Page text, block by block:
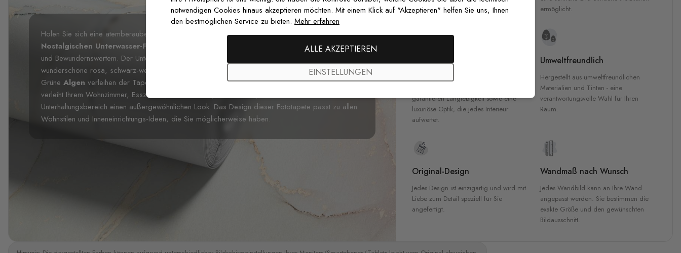
Holen Sie sich eine atemberaubende und fantastische Fototapete für Ihr Zuhause! Mit unserer
Nostalgischen Unterwasser-Fischkunst-Fototapete
werden die Wände zu etwas Magischem
und Bewundernswertem. Der Unterwassereffekt dieser Fototapete ist so faszinierend und zeigt
wunderschöne rosa, schwarz-weiße, grüne und blaue Fische, die einfach bezaubernd aussehen.
Grüne Algen verleihen der Tapete zudem eine andere Dimension. Diese Unterwasser-Fototapete
verleiht Ihrem Wohnzimmer, Esszimmer, Schlafzimmer, Badezimmer, Kinderzimmer oder
Unterhaltungsbereich einen außergewöhnlichen Look. Das Design dieser Fototapete passt zu allen
Wohnstilen und Inneneinrichtungs-Ideen, die Sie möglicherweise haben.
Sicherheit in Innenräumen.
ermöglicht.
Hochwertige Materialien
garantieren Langlebigkeit sowie eine
luxuriöse Optik, die jedes Interieur
aufwertet.
Umweltfreundlich
Hergestellt aus umweltfreundlichen
Materialien und Tinten - eine
verantwortungsvolle Wahl für Ihren
Raum.
Original-Design
Jedes Design ist einzigartig und wird mit
Liebe zum Detail speziell für Sie
angefertigt.
Wandmaß nach Wunsch
Jedes Wandbild kann an Ihre Wand
angepasst werden. Sie bestimmen die
exakte Größe und den gewünschten
Bildausschnitt.
notwendigen Cookies hinaus akzeptieren möchten. Mit einem Klick auf "Akzeptieren" helfen Sie uns, Ihnen
den bestmöglichen Service zu bieten. Mehr erfahren
ALLE AKZEPTIEREN
EINSTELLUNGEN